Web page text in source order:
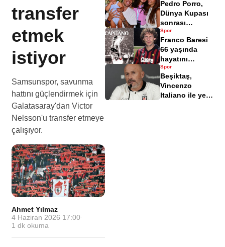
transfer
etmek
istiyor
Samsunspor, savunma
hattını güçlendirmek için
Galatasaray'dan Victor
Nelsson'u transfer etmeye
çalışıyor.
Ahmet Yılmaz·
4 Haziran 2026 17:00 ·
1 dk okuma
istifa bildirimi
Pedro Porro,
Dünya Kupası
sonrası
Antalya'da tatil
yapıyor
Spor
Franco Baresi
66 yaşında
hayatını
kaybetti
Spor
Beşiktaş,
Vincenzo
Italiano ile yeni